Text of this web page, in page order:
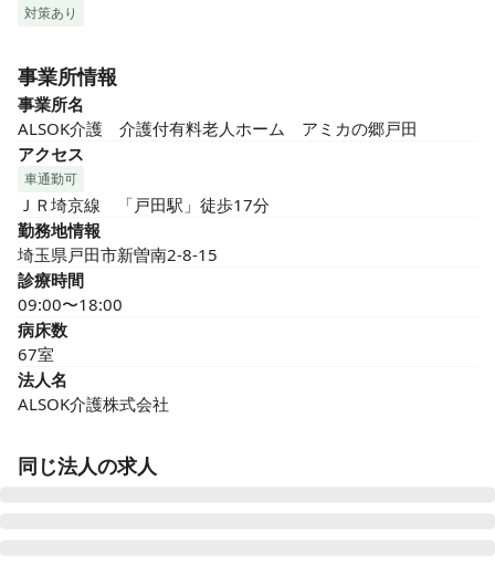
対策あり
事業所情報
事業所名
ALSOK介護　介護付有料老人ホーム　アミカの郷戸田
アクセス
車通勤可
ＪＲ埼京線　「戸田駅」徒歩17分
勤務地情報
埼玉県戸田市新曽南2-8-15
診療時間
09:00〜18:00
病床数
67室
法人名
ALSOK介護株式会社
同じ法人の求人